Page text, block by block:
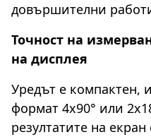
довършителни
Точност на
на дисплея
Уредът е компактен,
формат 4x90° или
резултатите на